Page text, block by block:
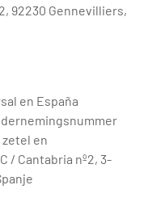
92230 Gennevilliers,
en España
en
/ Cantabria nº2, 3-